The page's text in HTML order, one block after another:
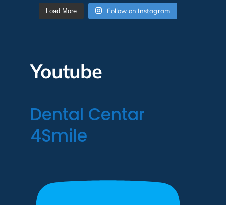
Load More Follow on Instagram
Youtube
Dental Centar
4Smile